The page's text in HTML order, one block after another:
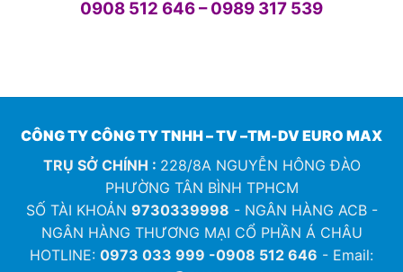
0908 512 646 – 0989 317 539
CÔNG TY CÔNG TY TNHH – TV –TM-DV EURO MAX
TRỤ SỞ CHÍNH : 228/8A NGUYỄN HÔNG ĐÀO
PHƯỜNG TÂN BÌNH TPHCM
SỐ TÀI KHOẢN 9730339998 - NGÂN HÀNG ACB -
NGÂN HÀNG THƯƠNG MẠI CỔ PHẦN Á CHÂU
HOTLINE: 0973 033 999 -0908 512 646 - Email: